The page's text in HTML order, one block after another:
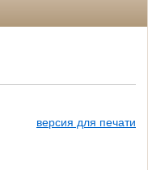
версия для печати